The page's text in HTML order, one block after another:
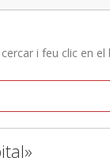
i feu clic en el